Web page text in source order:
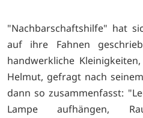
"Nachbarschaftshilfe" hat
auf ihre Fahnen
handwerkliche
Helmut, gefragt nach
dann so zusammenfasst:
Lampe aufhängen,